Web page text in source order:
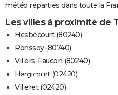
météo réparties dans toute la
Les villes à proximité de
Hesbécourt (80240)
Ronssoy (80740)
Villers-Faucon (80240)
Hargicourt (02420)
Villeret (02420)